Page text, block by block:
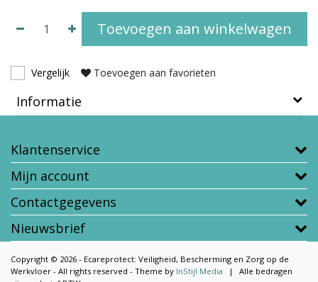
Toevoegen aan winkelwagen
Vergelijk Toevoegen aan favorieten
Informatie
Klantenservice
Mijn account
Contactgegevens
Nieuwsbrief
Copyright © 2026 - Ecareprotect: Veiligheid, Bescherming en Zorg op de
Werkvloer - All rights reserved - Theme by InStijl Media |
Alle bedragen